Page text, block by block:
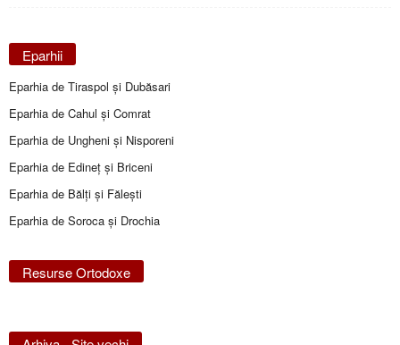
Eparhii
Eparhia de Tiraspol și Dubăsari
Eparhia de Cahul și Comrat
Eparhia de Ungheni și Nisporeni
Eparhia de Edineţ şi Briceni
Eparhia de Bălţi şi Făleşti
Eparhia de Soroca și Drochia
Resurse Ortodoxe